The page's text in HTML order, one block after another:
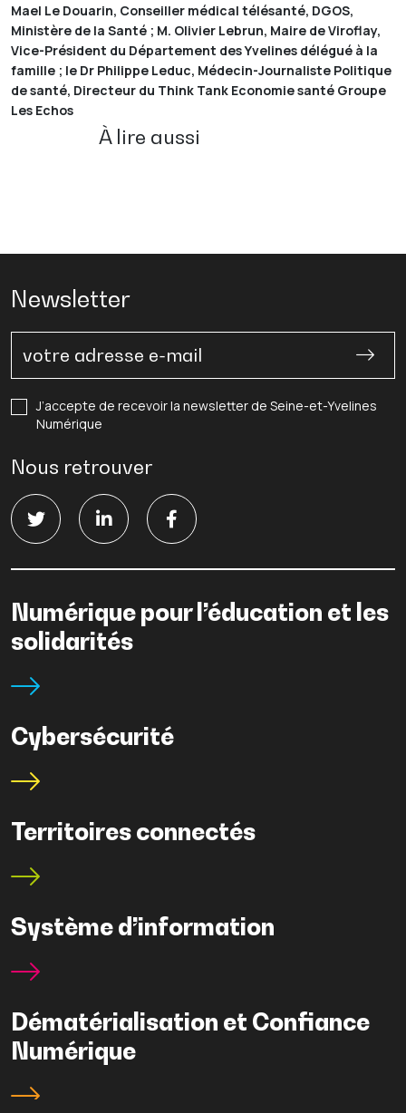
Mael Le Douarin, Conseiller médical télésanté, DGOS,
Ministère de la Santé ; M. Olivier Lebrun, Maire de Viroflay,
Vice-Président du Département des Yvelines délégué à la
famille ; le Dr Philippe Leduc, Médecin-Journaliste Politique
de santé, Directeur du Think Tank Economie santé Groupe
Les Echos
À lire aussi
Newsletter
J’accepte de recevoir la newsletter de Seine-et-Yvelines
Numérique
Nous retrouver
Numérique pour l’éducation et les
solidarités
Cybersécurité
Territoires connectés
Système d’information
Dématérialisation et Confiance
Numérique